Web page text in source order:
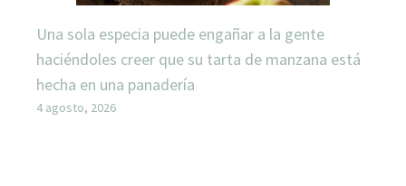
Una sola especia puede engañar a la gente
haciéndoles creer que su tarta de manzana está
hecha en una panadería
4 agosto, 2026